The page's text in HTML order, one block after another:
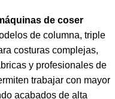
de coser
de columna, triple
costuras complejas,
y profesionales de
trabajar con mayor
acabados de alta